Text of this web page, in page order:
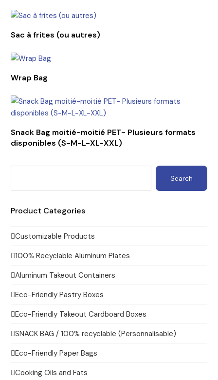
Sac à frites (ou autres)
Wrap Bag
Snack Bag moitié-moitié PET- Plusieurs formats
disponibles (S-M-L-XL-XXL)
Search
Product Categories
Customizable Products
100% Recyclable Aluminum Plates
Aluminum Takeout Containers
Eco-Friendly Pastry Boxes
Eco-Friendly Takeout Cardboard Boxes
SNACK BAG / 100% recyclable (Personnalisable)
Eco-Friendly Paper Bags
Cooking Oils and Fats